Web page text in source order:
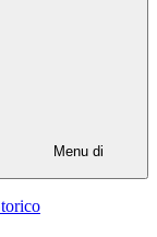
Menu di